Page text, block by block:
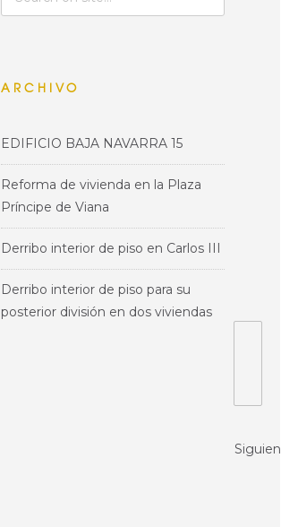
Siguiente
ARCHIVO
EDIFICIO BAJA NAVARRA 15
Reforma de vivienda en la Plaza
Príncipe de Viana
Derribo interior de piso en Carlos III
Derribo interior de piso para su
posterior división en dos viviendas